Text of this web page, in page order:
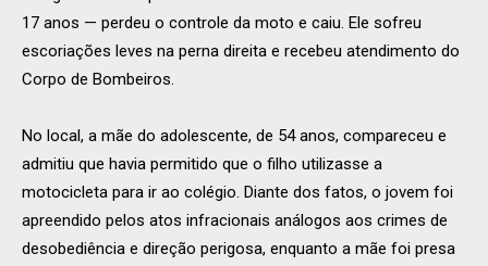
17 anos — perdeu o controle da moto e caiu. Ele sofreu
escoriações leves na perna direita e recebeu atendimento do
Corpo de Bombeiros.
No local, a mãe do adolescente, de 54 anos, compareceu e
admitiu que havia permitido que o filho utilizasse a
motocicleta para ir ao colégio. Diante dos fatos, o jovem foi
apreendido pelos atos infracionais análogos aos crimes de
desobediência e direção perigosa, enquanto a mãe foi presa